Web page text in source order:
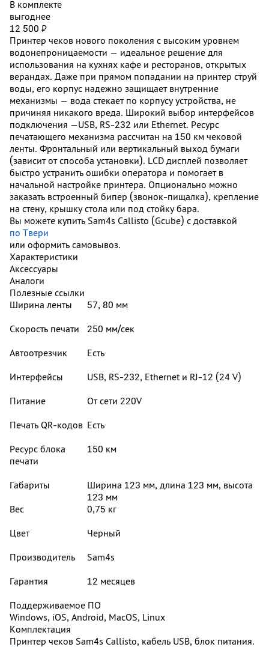
В комплекте
выгоднее
12 500 ₽
Принтер чеков нового поколения с высоким уровнем
водонепроницаемости — идеальное решение для
использования на кухнях кафе и ресторанов, открытых
верандах. Даже при прямом попадании на принтер струй
воды, его корпус надежно защищает внутренние
механизмы — вода стекает по корпусу устройства, не
причиняя никакого вреда. Широкий выбор интерфейсов
подключения —USB, RS-232 или Ethernet. Ресурс
печатающего механизма рассчитан на 150 км чековой
ленты. Фронтальный или вертикальный выход бумаги
(зависит от способа установки). LCD дисплей позволяет
быстро устранить ошибки оператора и помогает в
начальной настройке принтера. Опционально можно
заказать встроенный бипер (звонок-пищалка), крепление
на стену, крышку стола или под стойку бара.
Вы можете купить Sam4s Callisto (Gcube) с доставкой
по Твери
или оформить самовывоз.
Характеристики
Аксессуары
Аналоги
Полезные ссылки
Ширина ленты
57, 80 мм
Скорость печати
250 мм/сек
Автоотрезчик
Есть
Интерфейсы
USB, RS-232, Ethernet и RJ-12 (24 V)
Питание
От сети 220V
Печать QR-кодов Есть
Ресурс блока
печати
150 км
Габариты
Ширина 123 мм, длина 123 мм, высота
123 мм
Вес
0,75 кг
Цвет
Черный
Производитель
Sam4s
Гарантия
12 месяцев
Поддерживаемое ПО
Windows, iOS, Android, MacOS, Linux
Комплектация
Принтер чеков Sam4s Callisto, кабель USB, блок питания.